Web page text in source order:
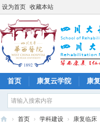
设为首页 收藏本站
首页 康复云学院 康
› 首页 › 学科建设 › 康复临床